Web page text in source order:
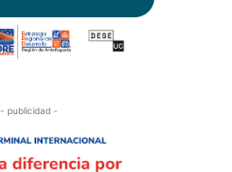
- publicidad -